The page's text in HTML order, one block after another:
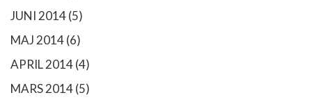
JUNI 2014(5)
MAJ 2014(6)
APRIL 2014(4)
MARS 2014(5)